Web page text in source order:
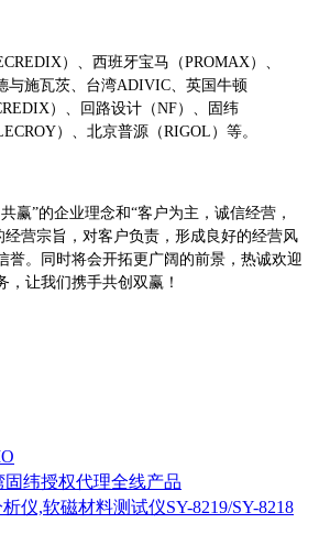
）、西班牙宝马（PROMAX）、
与施瓦茨、台湾ADIVIC、英国牛顿
）、回路设计（NF）、固纬
）、北京普源（RIGOL）等。
赢”的企业理念和“客户为主，诚信经营，
经营宗旨，对客户负责，形成良好的经营风
誉。同时将会开拓更广阔的前景，热诚欢迎
，让我们携手共创双赢！
固纬授权代理全线产品
仪,软磁材料测试仪SY-8219/SY-8218